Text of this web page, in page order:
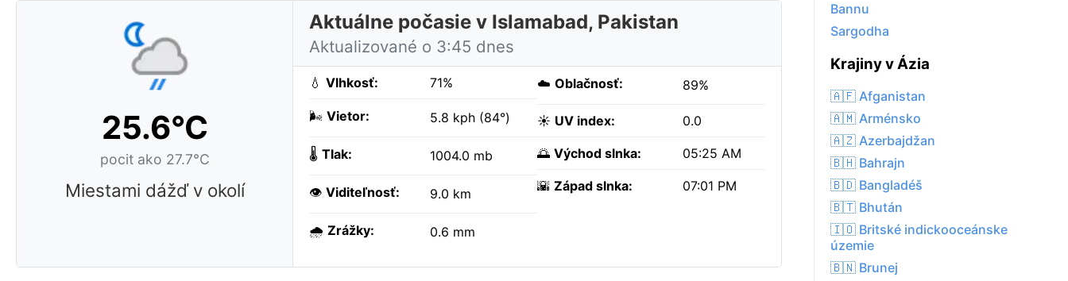
25.6°C
pocit ako 27.7°C
Miestami dážď v okolí
Aktuálne počasie v Islamabad, Pakistan
Aktualizované o 3:45 dnes
💧 Vlhkosť: 71%
🌬️ Vietor: 5.8 kph (84°)
🌡️ Tlak: 1004.0 mb
👁️ Viditeľnosť: 9.0 km
🌧️ Zrážky: 0.6 mm
☁️ Oblačnosť: 89%
☀️ UV index: 0.0
🌅 Východ slnka: 05:25 AM
🌇 Západ slnka: 07:01 PM
Bannu
Sargodha
Krajiny v Ázia
🇦🇫 Afganistan
🇦🇲 Arménsko
🇦🇿 Azerbajdžan
🇧🇭 Bahrajn
🇧🇩 Bangladéš
🇧🇹 Bhután
🇮🇴 Britské indickooceánske
územie
🇧🇳 Brunej